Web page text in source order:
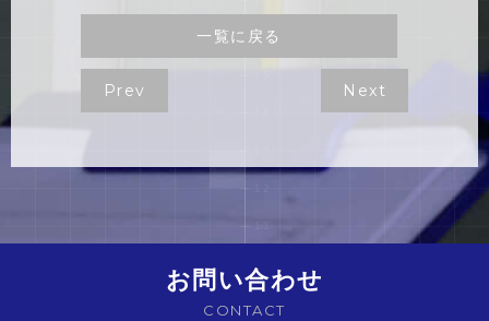
Prev
一覧に戻る
Next
お問い合わせ
CONTACT